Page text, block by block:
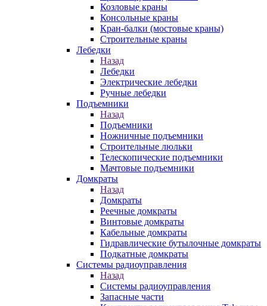
Козловые краны
Консольные краны
Кран-балки (мостовые краны)
Строительные краны
Лебедки
Назад
Лебедки
Электрические лебедки
Ручные лебедки
Подъемники
Назад
Подъемники
Ножничные подъемники
Строительные люльки
Телескопические подъемники
Мачтовые подъемники
Домкраты
Назад
Домкраты
Реечные домкраты
Винтовые домкраты
Кабельные домкраты
Гидравлические бутылочные домкраты
Подкатные домкраты
Системы радиоуправления
Назад
Системы радиоуправления
Запасные части